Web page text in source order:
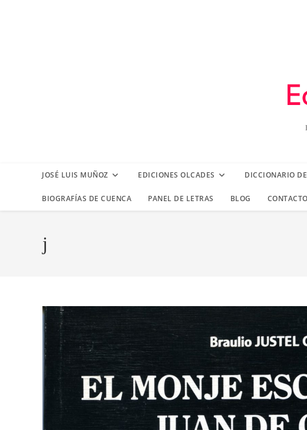
JOSÉ LUIS MUÑOZ EDICIONES OLCADES DICCIONARIO
BIOGRAFÍAS DE CUENCA PANEL DE LETRAS BLOG CONTACTO
j